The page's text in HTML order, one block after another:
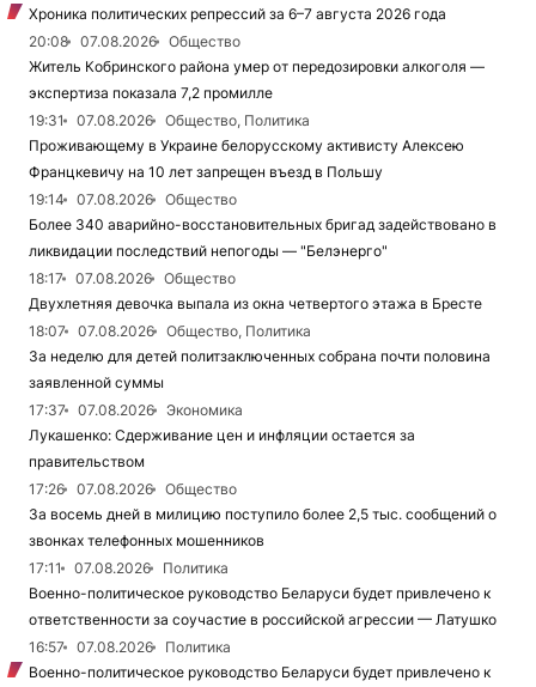
Хроника политических репрессий за 6–7 августа 2026 года
20:08
07.08.2026
Общество
Житель Кобринского района умер от передозировки алкоголя —
экспертиза показала 7,2 промилле
19:31
07.08.2026
Общество, Политика
Проживающему в Украине белорусскому активисту Алексею
Францкевичу на 10 лет запрещен въезд в Польшу
19:14
07.08.2026
Общество
Более 340 аварийно-восстановительных бригад задействовано в
ликвидации последствий непогоды — "Белэнерго"
18:17
07.08.2026
Общество
Двухлетняя девочка выпала из окна четвертого этажа в Бресте
18:07
07.08.2026
Общество, Политика
За неделю для детей политзаключенных собрана почти половина
заявленной суммы
17:37
07.08.2026
Экономика
Лукашенко: Сдерживание цен и инфляции остается за
правительством
17:26
07.08.2026
Общество
За восемь дней в милицию поступило более 2,5 тыс. сообщений о
звонках телефонных мошенников
17:11
07.08.2026
Политика
Военно-политическое руководство Беларуси будет привлечено к
ответственности за соучастие в российской агрессии — Латушко
16:57
07.08.2026
Политика
Военно-политическое руководство Беларуси будет привлечено к